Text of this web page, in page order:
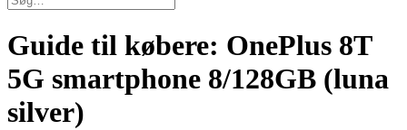
Guide til købere: OnePlus 8T
5G smartphone 8/128GB (luna
silver)